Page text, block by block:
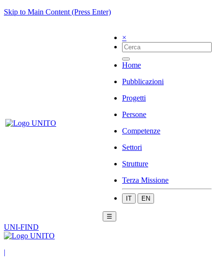
Skip to Main Content (Press Enter)
×
Home
Pubblicazioni
Progetti
Persone
Competenze
Settori
Strutture
Terza Missione
IT EN
☰
UNI-FIND
|